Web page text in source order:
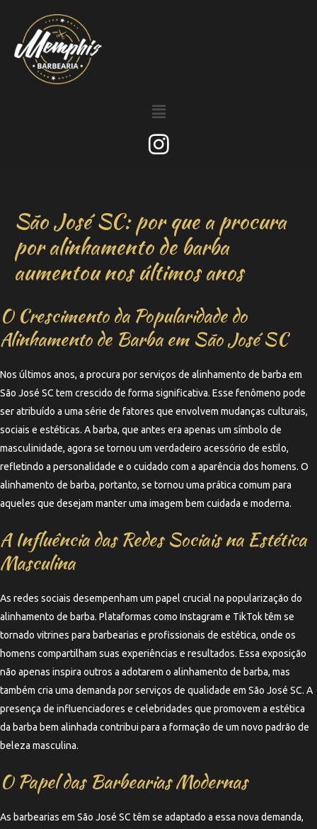
São José SC: por que a procura
por alinhamento de barba
aumentou nos últimos anos
O Crescimento da Popularidade do
Alinhamento de Barba em São José SC
Nos últimos anos, a procura por serviços de alinhamento de barba em
São José SC tem crescido de forma significativa. Esse fenômeno pode
ser atribuído a uma série de fatores que envolvem mudanças culturais,
sociais e estéticas. A barba, que antes era apenas um símbolo de
masculinidade, agora se tornou um verdadeiro acessório de estilo,
refletindo a personalidade e o cuidado com a aparência dos homens. O
alinhamento de barba, portanto, se tornou uma prática comum para
aqueles que desejam manter uma imagem bem cuidada e moderna.
A Influência das Redes Sociais na Estética
Masculina
As redes sociais desempenham um papel crucial na popularização do
alinhamento de barba. Plataformas como Instagram e TikTok têm se
tornado vitrines para barbearias e profissionais de estética, onde os
homens compartilham suas experiências e resultados. Essa exposição
não apenas inspira outros a adotarem o alinhamento de barba, mas
também cria uma demanda por serviços de qualidade em São José SC. A
presença de influenciadores e celebridades que promovem a estética
da barba bem alinhada contribui para a formação de um novo padrão de
beleza masculina.
O Papel das Barbearias Modernas
As barbearias em São José SC têm se adaptado a essa nova demanda,